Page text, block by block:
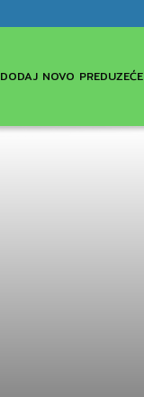
DODAJ NOVO PREDUZEĆE